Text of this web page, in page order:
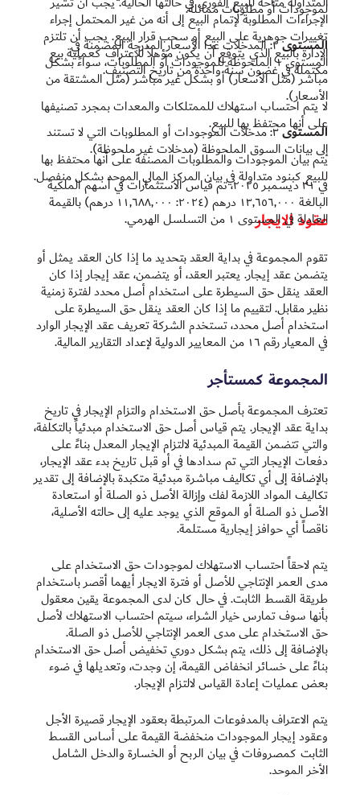
الإجراءات المطلوبة لإتمام البيع إلى أنه من غير المحتمل إجراء
تغييرات جوهرية على البيع أو سحب قرار البيع. يجب أن تلتزم
الإدارة بالبيع الذي يتوقع أن يكون مؤهلاً للاعتراف كعملية بيع
مكتملة في غضون سنة واحدة من تاريخ التصنيف.
لا يتم احتساب استهلاك للممتلكات والمعدات بمجرد تصنيفها
على أنها محتفظ بها للبيع.
يتم بيان الموجودات والمطلوبات المصنفة على أنها محتفظ بها
للبيع كبنود متداولة في بيان المركز المالي الموحد بشكل منفصل.
عقود الايجار
تقوم المجموعة في بداية العقد بتحديد ما إذا كان العقد يمثل أو
يتضمن عقد إيجار. يعتبر العقد، أو يتضمن، عقد إيجار إذا كان
العقد ينقل حق السيطرة على استخدام أصل محدد لفترة زمنية
نظير مقابل. لتقييم ما إذا كان العقد ينقل حق السيطرة على
استخدام أصل محدد، تستخدم الشركة تعريف عقد الإيجار الوارد
في المعيار رقم ١٦ من المعايير الدولية لإعداد التقارير المالية.
المجموعة كمستأجر
تعترف المجموعة بأصل حق الاستخدام والتزام الإيجار في تاريخ
بداية عقد الإيجار. يتم قياس أصل حق ‏الاستخدام مبدئياً بالتكلفة،
والتي تتضمن القيمة المبدئية لالتزام الإيجار المعدل بناءً على
دفعات الإيجار التي تم سدادها في أو قبل ‏تاريخ بدء عقد الإيجار،
بالإضافة إلى أي تكاليف مباشرة مبدئية متكبدة بالإضافة إلى تقدير
تكاليف المواد اللازمة لفك وإزالة الأصل ذو الصلة أو ‏استعادة
الأصل ذو الصلة أو الموقع الذي يوجد عليه إلى حالته الأصلية،
ناقصاً أي حوافز إيجارية مستلمة. ‏
يتم لاحقاً احتساب الاستهلاك لموجودات حق الاستخدام على
مدى العمر الإنتاجي للأصل أو فترة الايجار أيهما أقصر باستخدام
طريقة القسط الثابت. في حال كان لدى المجموعة يقين معقول
بأنها سوف تمارس خيار الشراء، سيتم احتساب الاستهلاك لأصل
حق الاستخدام على مدى العمر الإنتاجي للأصل ذو الصلة.
بالإضافة إلى ذلك، يتم بشكل دوري تخفيض أصل حق الاستخدام
بناءً على خسائر انخفاض القيمة، إن وجدت، وتعديلها في ضوء
بعض عمليات إعادة القياس لالتزام الإيجار.
يتم الاعتراف بالمدفوعات المرتبطة بعقود الإيجار قصيرة الأجل
وعقود إيجار الموجودات منخفضة القيمة على أساس القسط
الثابت كمصروفات في بيان الربح أو الخسارة والدخل الشامل
الأخر الموحد.
لموجودات أو مطلوبات مماثلة.
المستوى ٢: المدخلات عدا الأسعار المدرجة المضمنة في
المستوى ١ الملحوظة للموجودات أو المطلوبات، سواءً بشكل
مباشر (مثل الأسعار) أو بشكل غير مباشر (مثل المشتقة من
الأسعار).
المستوى ٣: مدخلات الموجودات أو المطلوبات التي لا تستند
إلى بيانات السوق الملحوظة (مدخلات غير ملحوظة).
في ٣١ ديسمبر ٢٠٢٥، تم قياس الاستثمارات في أسهم الملكية
البالغة ١٣,٦٥٦,٠٠٠ درهم (٢٠٢٤: ١١,٦٨٨,٠٠٠ درهم) بالقيمة
العادلة في المستوى ١ من التسلسل الهرمي.